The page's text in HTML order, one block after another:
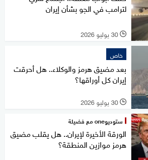
لترامب في الجو بشأن إيران
l 30 يوليو 2026
خاص
بعد مضيق هرمز والوكلاء.. هل أحرقت
إيران كل أوراقها؟
l 30 يوليو 2026
ستوديوone مع فضيلة
الورقة الأخيرة لإيران.. هل يقلب مضيق
هرمز موازين المنطقة؟